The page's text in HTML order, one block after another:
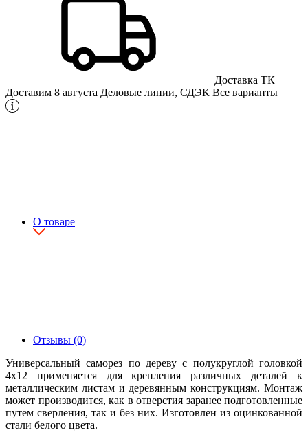
Доставка ТК
Доставим 8 августа Деловые линии, СДЭК Все варианты
О товаре
Отзывы (0)
Универсальный саморез по дереву с полукруглой головкой
4х12 применяется для крепления различных деталей к
металлическим листам и деревянным конструкциям. Монтаж
может производится, как в отверстия заранее подготовленные
путем сверления, так и без них. Изготовлен из оцинкованной
стали белого цвета.